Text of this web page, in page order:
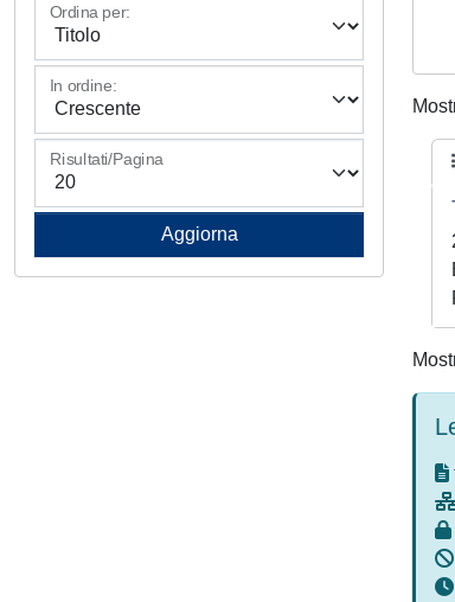
Ordina per:
In ordine:
Risultati/Pagina